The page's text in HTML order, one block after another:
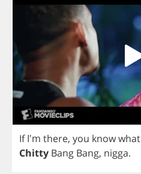
IfI'm there, you knowwhat
Chitty Bang Bang, nigga.